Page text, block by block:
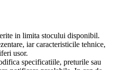
in limita stocului disponibil.
iar caracteristicile tehnice,
usor.
specificatiile, preturile sau